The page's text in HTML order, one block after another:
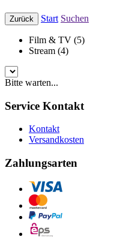
Zurück Start Suchen
Film & TV (5)
Stream (4)
Bitte warten...
Service Kontakt
Kontakt
Versandkosten
Zahlungsarten